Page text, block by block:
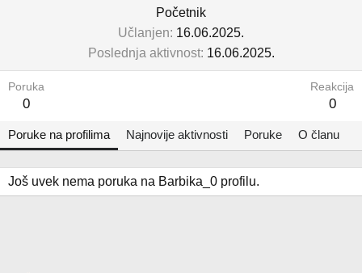
Početnik
Učlanjen 16.06.2025.
Poslednja aktivnost 16.06.2025.
Poruka
0
Reakcija
0
Poruke na profilima Najnovije aktivnosti Poruke O članu
Još uvek nema poruka na Barbika_0 profilu.